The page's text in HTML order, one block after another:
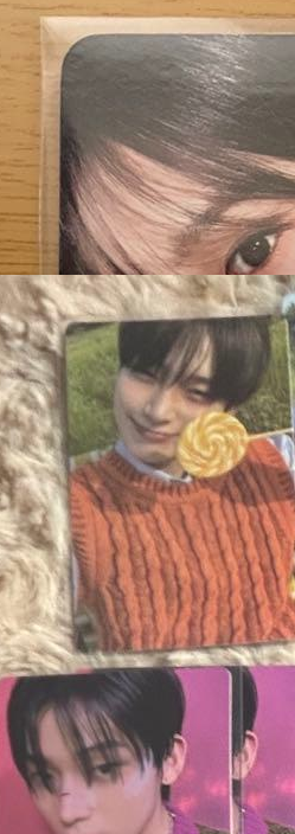
アピン
ームパ
ぐるみ